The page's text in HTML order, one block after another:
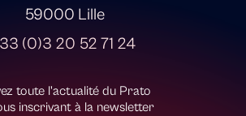
59000 Lille
(0)3 20 52 71 24
toute l'actualité du Prato
inscrivant à la newsletter